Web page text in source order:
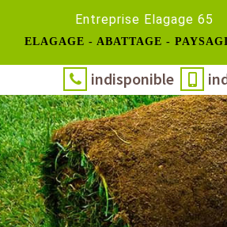
Entreprise Elagage 65
ELAGAGE - ABATTAGE -
indisponible